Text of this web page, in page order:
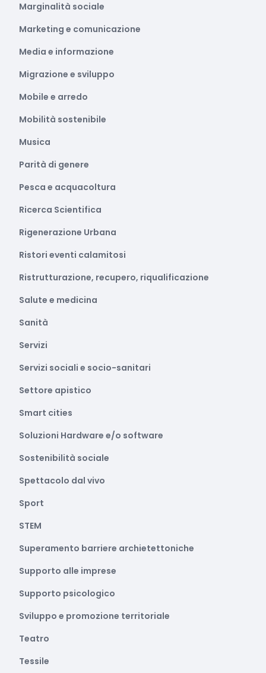
Marginalità sociale
Marketing e comunicazione
Media e informazione
Migrazione e sviluppo
Mobile e arredo
Mobilità sostenibile
Musica
Parità di genere
Pesca e acquacoltura
Ricerca Scientifica
Rigenerazione Urbana
Ristori eventi calamitosi
Ristrutturazione, recupero, riqualificazione
Salute e medicina
Sanità
Servizi
Servizi sociali e socio-sanitari
Settore apistico
Smart cities
Soluzioni Hardware e/o software
Sostenibilità sociale
Spettacolo dal vivo
Sport
STEM
Superamento barriere archietettoniche
Supporto alle imprese
Supporto psicologico
Sviluppo e promozione territoriale
Teatro
Tessile